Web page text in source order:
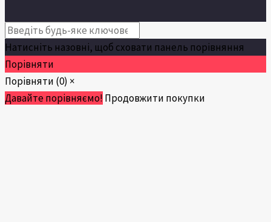
Натисніть назовні, щоб сховати панель порівняння
Порівняти
Порівняти (0) ×
Давайте порівняємо! Продовжити покупки